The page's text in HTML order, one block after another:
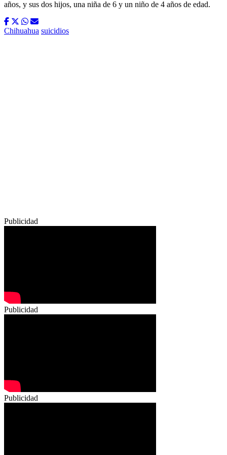
años, y sus dos hijos, una niña de 6 y un niño de 4 años de edad.
Chihuahua suicidios
Publicidad
Publicidad
Publicidad